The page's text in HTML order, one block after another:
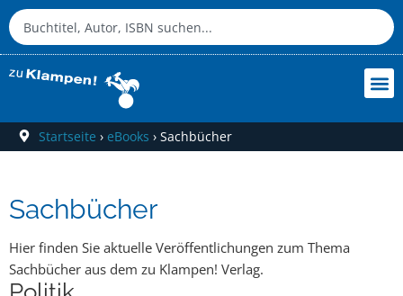
Startseite › eBooks › Sachbücher
Sachbücher
Hier finden Sie aktuelle Veröffentlichungen zum Thema
Sachbücher aus dem zu Klampen! Verlag.